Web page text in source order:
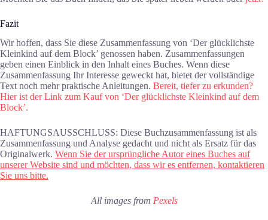
Fazit
Wir hoffen, dass Sie diese Zusammenfassung von ‘Der glücklichste
Kleinkind auf dem Block’ genossen haben. Zusammenfassungen
geben einen Einblick in den Inhalt eines Buches. Wenn diese
Zusammenfassung Ihr Interesse geweckt hat, bietet der vollständige
Text noch mehr praktische Anleitungen. Bereit, tiefer zu erkunden?
Hier ist der Link zum Kauf von ‘Der glücklichste Kleinkind auf dem
Block’.
HAFTUNGSAUSSCHLUSS: Diese Buchzusammenfassung ist als
Zusammenfassung und Analyse gedacht und nicht als Ersatz für das
Originalwerk. Wenn Sie der ursprüngliche Autor eines Buches auf
unserer Website sind und möchten, dass wir es entfernen, kontaktieren
Sie uns bitte.
All images from Pexels